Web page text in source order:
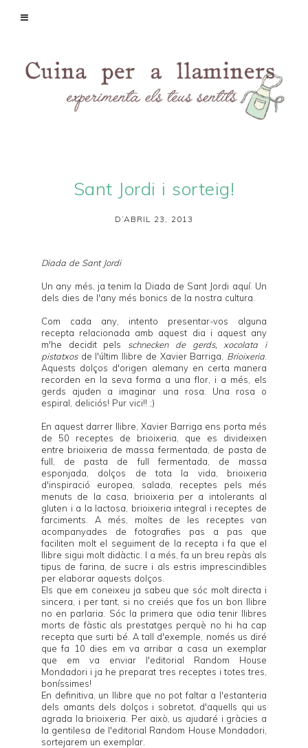
Sant Jordi i sorteig!
D’ABRIL 23, 2013
Diada de Sant Jordi
Un any més, ja tenim la Diada de Sant Jordi aquí. Un
dels dies de l'any més bonics de la nostra cultura.
Com cada any, intento presentar-vos alguna
recepta relacionada amb aquest dia i aquest any
m'he decidit pels schnecken de gerds, xocolata i
pistatxos de l'últim llibre de Xavier Barriga Brioixeria
Aquests dolços d'origen alemany en certa manera
recorden en la seva forma a una flor, i a més, els
gerds ajuden a imaginar una rosa. Una rosa o
espiral, deliciós! Pur vici!! ;)
En aquest darrer llibre, Xavier Barriga ens porta més
de 50 receptes de brioixeria, que es divideixen
entre brioixeria de massa fermentada, de pasta de
full, de pasta de full fermentada, de massa
esponjada, dolços de tota la vida, brioixeria
d'inspiració europea, salada, receptes pels més
menuts de la casa, brioixeria per a intolerants al
gluten i a la lactosa, brioixeria integral i receptes de
farciments. A més, moltes de les receptes van
acompanyades de fotografies pas a pas que
faciliten molt el seguiment de la recepta i fa que el
llibre sigui molt didàctic. I a més, fa un breu repàs als
tipus de farina, de sucre i als estris imprescindibles
per elaborar aquests dolços.
Els que em coneixeu ja sabeu que sóc molt directa i
sincera, i per tant, si no creiés que fos un bon llibre
no en parlaria. Sóc la primera que odia tenir llibres
morts de fàstic als prestatges perquè no hi ha cap
recepta que surti bé. A tall d'exemple, només us diré
que fa 10 dies em va arribar a casa un exemplar
que em va enviar l'editorial Random House
Mondadori i ja he preparat tres receptes i totes tres,
boníssimes!
En definitiva, un llibre que no pot faltar a l'estanteria
dels amants dels dolços i sobretot, d'aquells qui us
agrada la brioixeria. Per això, us ajudaré i gràcies a
la gentilesa de l'editorial Random House Mondadori
sortejarem un exemplar.